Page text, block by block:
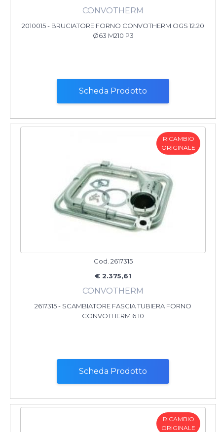
CONVOTHERM
2010015 - BRUCIATORE FORNO CONVOTHERM OGS 12.20
Ø63 M210 P3
Scheda Prodotto
RICAMBIO
ORIGINALE
Cod. 2617315
€ 2.375,61
CONVOTHERM
2617315 - SCAMBIATORE FASCIA TUBIERA FORNO
CONVOTHERM 6.10
Scheda Prodotto
RICAMBIO
ORIGINALE